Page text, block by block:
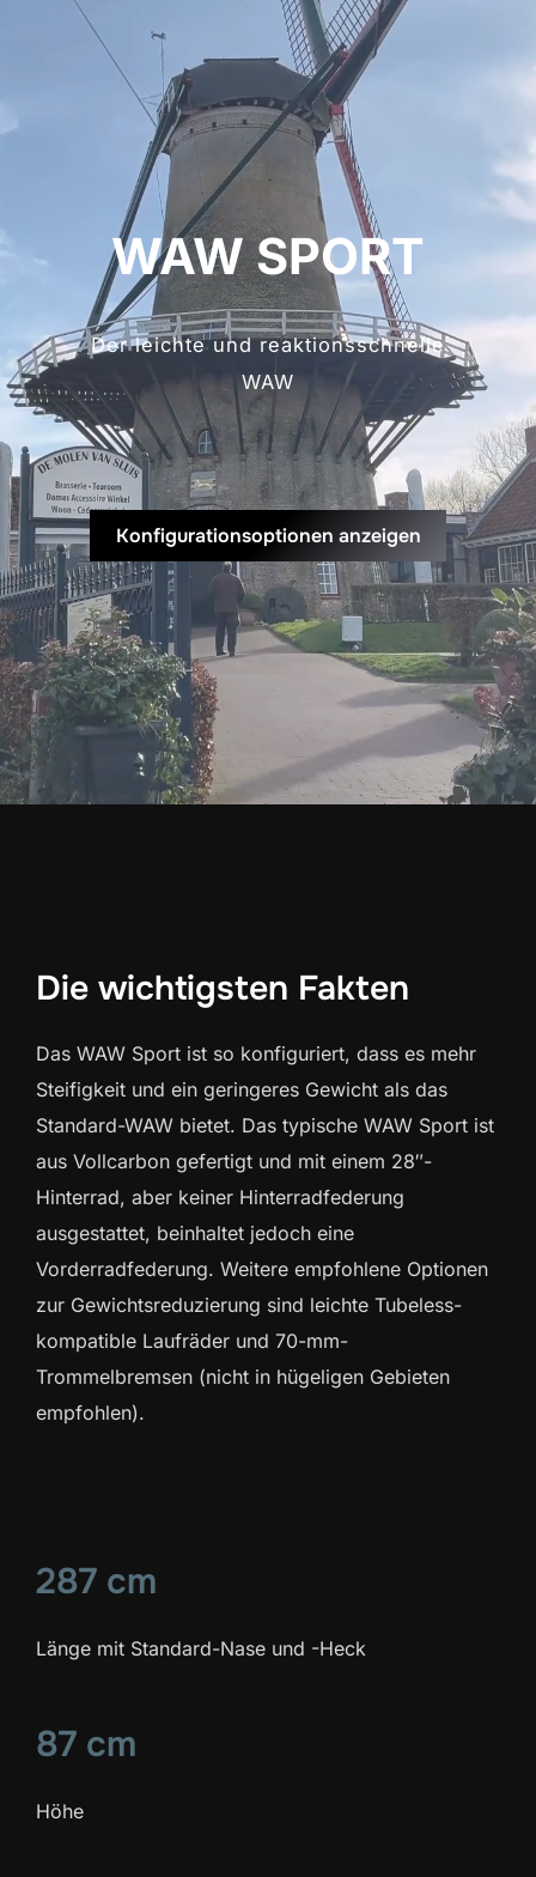
WAW SPORT
Der leichte und reaktionsschnelle
WAW
Konfigurationsoptionen anzeigen
Die wichtigsten Fakten
Das WAW Sport ist so konfiguriert, dass es mehr
Steifigkeit und ein geringeres Gewicht als das
Standard-WAW bietet. Das typische WAW Sport ist
aus Vollcarbon gefertigt und mit einem 28″-
Hinterrad, aber keiner Hinterradfederung
ausgestattet, beinhaltet jedoch eine
Vorderradfederung. Weitere empfohlene Optionen
zur Gewichtsreduzierung sind leichte Tubeless-
kompatible Laufräder und 70-mm-
Trommelbremsen (nicht in hügeligen Gebieten
empfohlen).
287 cm
Länge mit Standard-Nase und -Heck
87 cm
Höhe